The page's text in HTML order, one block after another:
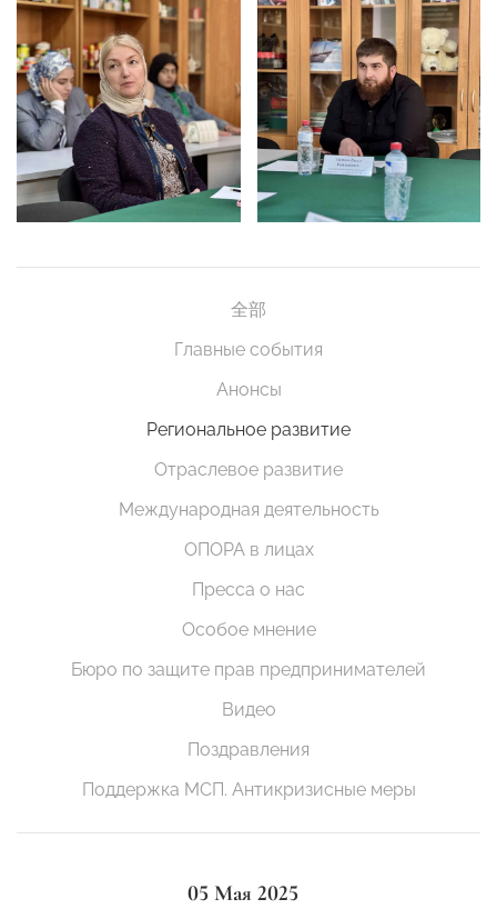
全部
Главные события
Анонсы
Региональное развитие
Отраслевое развитие
Международная деятельность
ОПОРА в лицах
Пресса о нас
Особое мнение
Бюро по защите прав предпринимателей
Видео
Поздравления
Поддержка МСП. Антикризисные меры
05 Мая 2025